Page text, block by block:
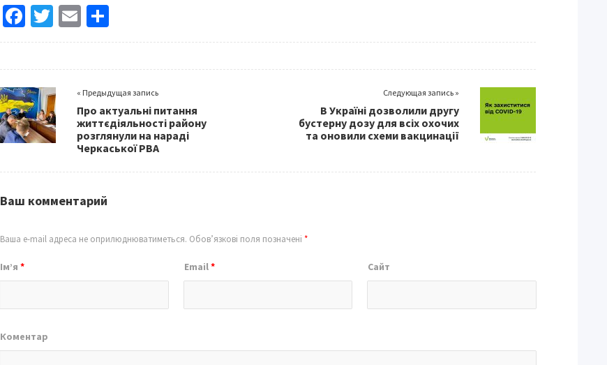
Fa
ce
o
o
k
T
wi
er
E
m
l
h
« Предыдущая запись
Про актуальні питання
життєдіяльності району
розглянули на нараді
Черкаської РВА
Следующая запись »
В Україні дозволили другу
бустерну дозу для всіх охочих
та оновили схеми вакцинації
Ваш комментарий
Ваша e-mail адреса не оприлюднюватиметься. Обов’язкові поля позначені*
Ім’я* Email* Сайт
Коментар